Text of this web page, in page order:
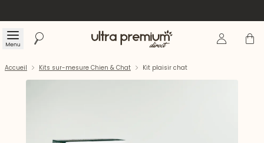
Menu Rechercher Accueil Se Panier
Accueil Kits sur-mesure Chien & Chat Kit plaisir chat